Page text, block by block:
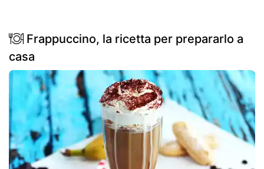
Frappuccino, la ricetta per prepararlo a
casa